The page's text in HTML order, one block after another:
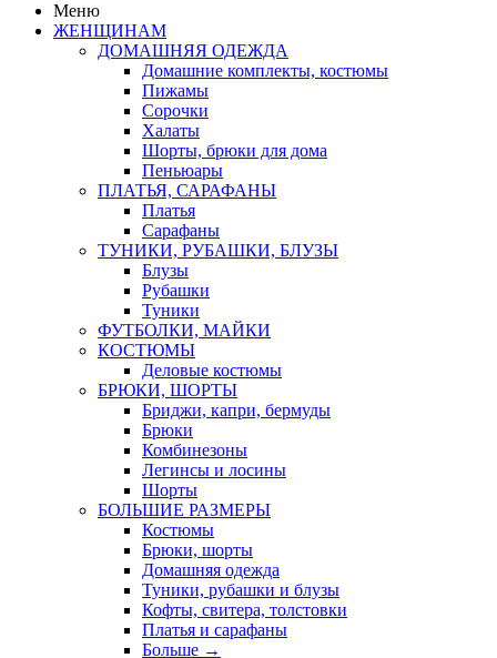
Меню
ЖЕНЩИНАМ
ДОМАШНЯЯ ОДЕЖДА
Домашние комплекты, костюмы
Пижамы
Сорочки
Халаты
Шорты, брюки для дома
Пеньюары
ПЛАТЬЯ, САРАФАНЫ
Платья
Сарафаны
ТУНИКИ, РУБАШКИ, БЛУЗЫ
Блузы
Рубашки
Туники
ФУТБОЛКИ, МАЙКИ
КОСТЮМЫ
Деловые костюмы
БРЮКИ, ШОРТЫ
Бриджи, капри, бермуды
Брюки
Комбинезоны
Легинсы и лосины
Шорты
БОЛЬШИЕ РАЗМЕРЫ
Костюмы
Брюки, шорты
Домашняя одежда
Туники, рубашки и блузы
Кофты, свитера, толстовки
Платья и сарафаны
Больше →